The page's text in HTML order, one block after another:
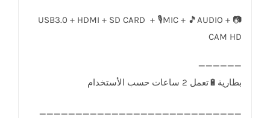
USB3.0 + HDMI + SD CARD + 🎙️MIC + 🎵AUDIO + 📷
CAM HD
____________________________